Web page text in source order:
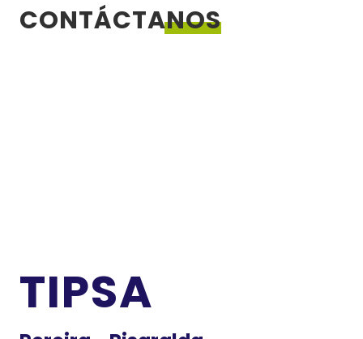
CONTÁCTANOS
TIPSA